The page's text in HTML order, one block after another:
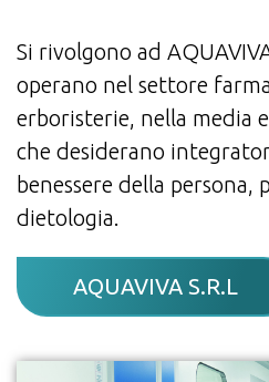
Si rivolgono ad
operano nel settore
erboristerie, nella media
che desiderano
benessere della persona,
dietologia.
AQUAVIVA S.R.L